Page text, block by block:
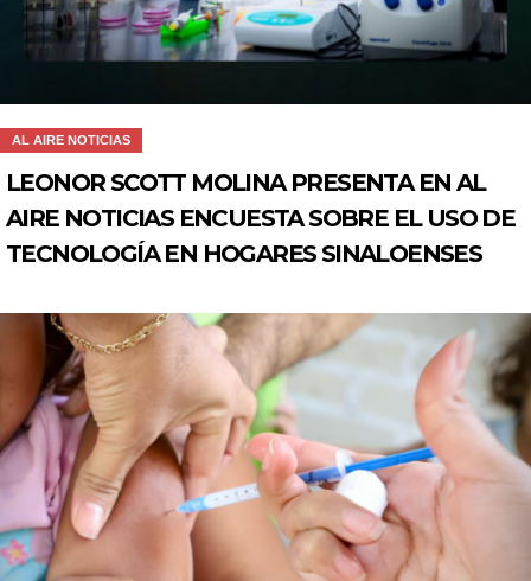
AL AIRE NOTICIAS
LEONOR SCOTT MOLINA PRESENTA EN AL
AIRE NOTICIAS ENCUESTA SOBRE EL USO DE
TECNOLOGÍA EN HOGARES SINALOENSES